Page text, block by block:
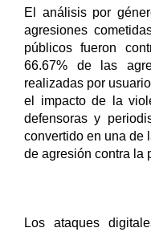
El análisis por
agresiones
públicos fueron
66.67% de las
realizadas por
el impacto de la
defensoras y
convertido en una de
de agresión contra la
Los ataques